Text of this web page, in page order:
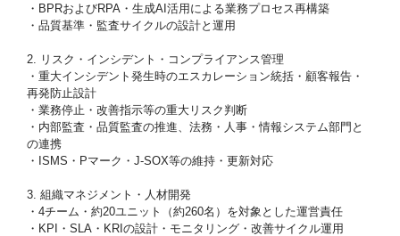
・BPRおよびRPA・生成AI活用による業務プロセス再構築
・品質基準・監査サイクルの設計と運用
2. リスク・インシデント・コンプライアンス管理
・重大インシデント発生時のエスカレーション統括・顧客報告・
再発防止設計
・業務停止・改善指示等の重大リスク判断
・内部監査・品質監査の推進、法務・人事・情報システム部門と
の連携
・ISMS・Pマーク・J-SOX等の維持・更新対応
3. 組織マネジメント・人材開発
・4チーム・約20ユニット（約260名）を対象とした運営責任
・KPI・SLA・KRIの設計・モニタリング・改善サイクル運用